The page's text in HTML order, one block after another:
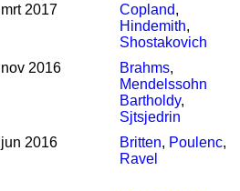
mrt 2017 Copland,
Hindemith,
Shostakovich
nov 2016 Brahms,
Mendelssohn
Bartholdy,
Sjtsjedrin
jun 2016 Britten, Poulenc,
Ravel